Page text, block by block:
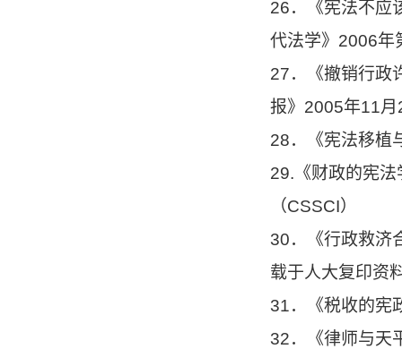
26．《宪法不应
代法学》2006年
27．《撤销行政
报》2005年11月
28．《宪法移植
29.《财政的宪
（CSSCI）
30．《行政救济
载于人大复印资
31．《税收的宪
32．《律师与天